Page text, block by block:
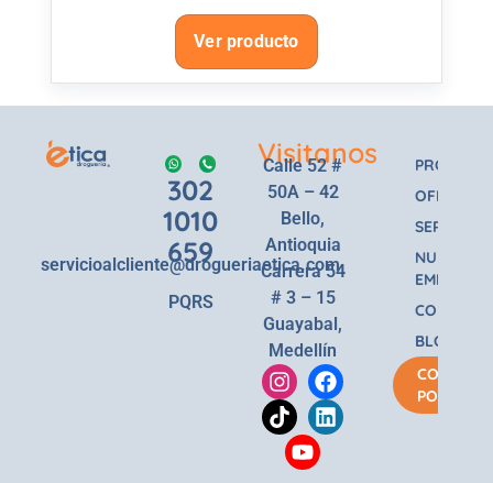
Ver producto
302
1010
659
servicioalcliente@drogueriaetica.com
PQRS
Visitanos
Calle 52 #
50A – 42
Bello,
Antioquia
Carrera 54
# 3 – 15
Guayabal,
Medellín
OFERTAS
SERVICIOS
NUESTRA
EMPRESA
BLOG
COMPRA
POR